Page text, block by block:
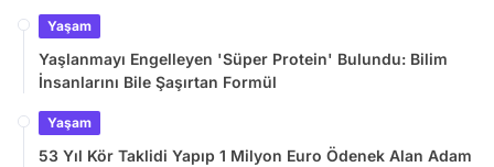
Yaşam
Yaşlanmayı Engelleyen 'Süper Protein' Bulundu: Bilim
İnsanlarını Bile Şaşırtan Formül
Yaşam
53 Yıl Kör Taklidi Yapıp 1 Milyon Euro Ödenek Alan Adam